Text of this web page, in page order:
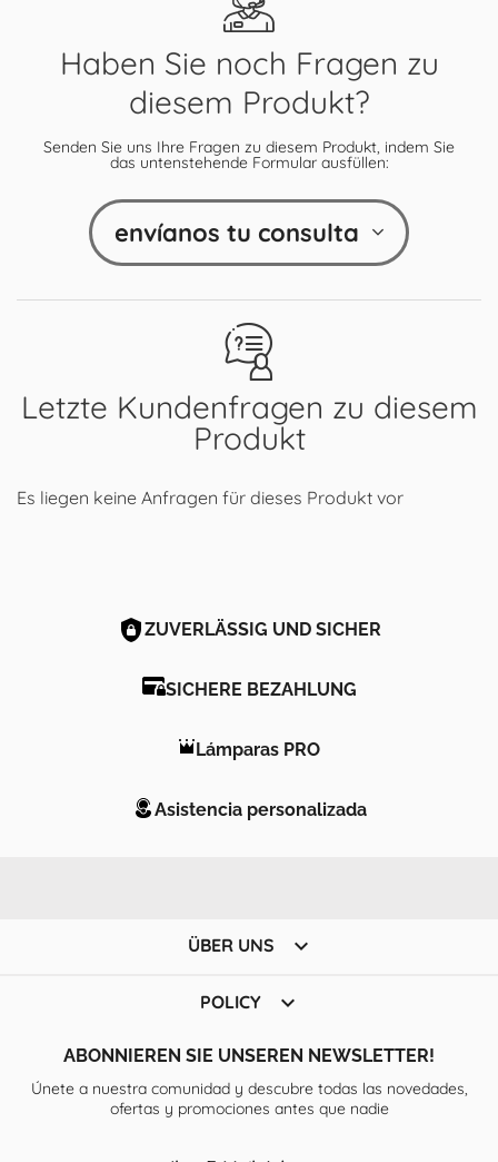
Letzte Kundenfragen zu diesem
Produkt
Es liegen keine Anfragen für dieses Produkt vor
Haben Sie noch Fragen zu
diesem Produkt?
Senden Sie uns Ihre Fragen zu diesem Produkt, indem Sie
das untenstehende Formular ausfüllen:
envíanos tu consulta
ZUVERLÄSSIG UND SICHER
SICHERE BEZAHLUNG
Lámparas PRO
Asistencia personalizada
ÜBER UNS 
POLICY 
ABONNIEREN SIE UNSEREN NEWSLETTER!
Únete a nuestra comunidad y descubre todas las novedades,
ofertas y promociones antes que nadie